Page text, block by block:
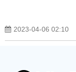
2023-04-06 02:10